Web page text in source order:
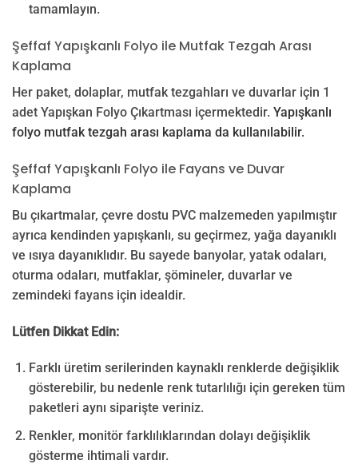
tamamlayın.
Şeffaf Yapışkanlı Folyo ile Mutfak Tezgah Arası
Kaplama
Her paket, dolaplar, mutfak tezgahları ve duvarlar için 1
adet Yapışkan Folyo Çıkartması içermektedir. Yapışkanlı
folyo mutfak tezgah arası kaplama da kullanılabilir.
Şeffaf Yapışkanlı Folyo ile Fayans ve Duvar
Kaplama
Bu çıkartmalar, çevre dostu PVC malzemeden yapılmıştır
ayrıca kendinden yapışkanlı, su geçirmez, yağa dayanıklı
ve ısıya dayanıklıdır. Bu sayede banyolar, yatak odaları,
oturma odaları, mutfaklar, şömineler, duvarlar ve
zemindeki fayans için idealdir.
Lütfen Dikkat Edin:
Farklı üretim serilerinden kaynaklı renklerde değişiklik
gösterebilir, bu nedenle renk tutarlılığı için gereken tüm
paketleri aynı siparişte veriniz.
Renkler, monitör farklılıklarından dolayı değişiklik
gösterme ihtimali vardır.